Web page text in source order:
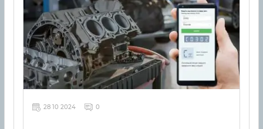
28 10 2024 0